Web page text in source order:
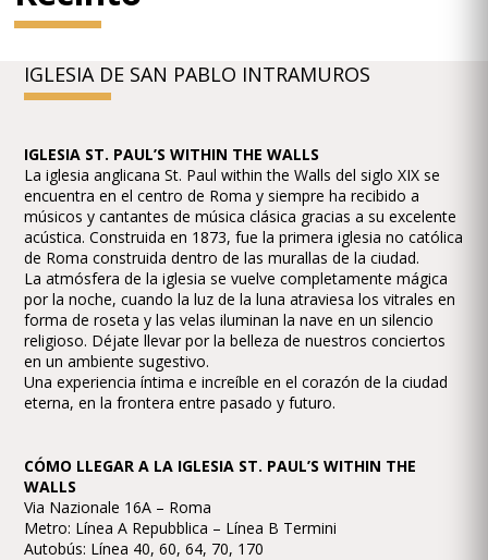
IGLESIA DE SAN PABLO INTRAMUROS
IGLESIA ST. PAUL’S WITHIN THE WALLS
La iglesia anglicana St. Paul within the Walls del siglo XIX se
encuentra en el centro de Roma y siempre ha recibido a
músicos y cantantes de música clásica gracias a su excelente
acústica. Construida en 1873, fue la primera iglesia no católica
de Roma construida dentro de las murallas de la ciudad.
La atmósfera de la iglesia se vuelve completamente mágica
por la noche, cuando la luz de la luna atraviesa los vitrales en
forma de roseta y las velas iluminan la nave en un silencio
religioso. Déjate llevar por la belleza de nuestros conciertos
en un ambiente sugestivo.
Una experiencia íntima e increíble en el corazón de la ciudad
eterna, en la frontera entre pasado y futuro.
CÓMO LLEGAR A LA IGLESIA ST. PAUL’S WITHIN THE
WALLS
Via Nazionale 16A – Roma
Metro: Línea A Repubblica – Línea B Termini
Autobús: Línea 40, 60, 64, 70, 170